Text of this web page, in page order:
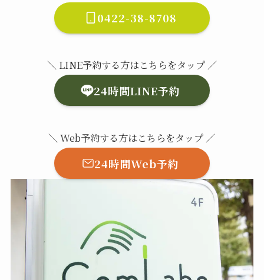
0422-38-8708
＼ LINE予約する方はこちらをタップ ／
24時間LINE予約
＼ Web予約する方はこちらをタップ ／
24時間Web予約